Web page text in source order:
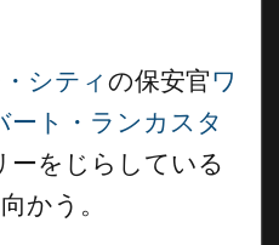
シティ の保安官ワ
ート・ランカスタ
ーをじらしている
かう。